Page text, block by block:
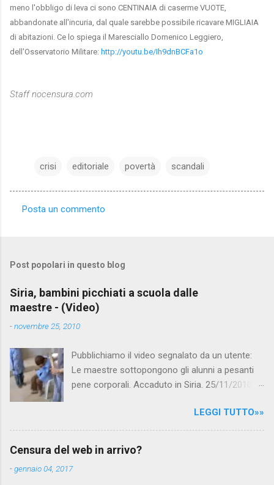
meno l'obbligo di leva ci sono CENTINAIA di caserme VUOTE,
abbandonate all'incuria, dal quale sarebbe possibile ricavare MIGLIAIA
di abitazioni. Ce lo spiega il Maresciallo Domenico Leggiero,
dell'Osservatorio Militare: http://youtu.be/Ih9dnBCFa1o
Staff nocensura.com
crisi editoriale povertà scandali
e
n
t
Posta un commento
Post popolari in questo blog
Siria, bambini picchiati a scuola dalle
maestre - (Video)
-novembre 25, 2010
Pubblichiamo il video segnalato da un utente:
Le maestre sottopongono gli alunni a pesanti
pene corporali. Accaduto in Siria. 25/11/2010
Canale 5 "Forum" si è interessato al caso,
interpellando prontamente l'ambasciata siriana,
per fare luce sulla vicenda: è emerso che il
LEGGI TUTTO»»
Censura del web in arrivo?
-gennaio 04, 2017